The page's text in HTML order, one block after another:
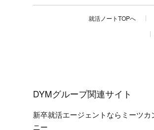
就活ノートTOPへ
DYMグループ関連サイト
新卒就活エージェントならミーツカ
ニー